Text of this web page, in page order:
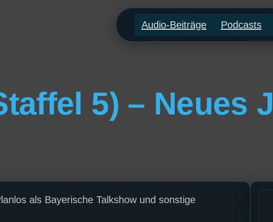
Audio-Beiträge Podcasts
5) – Neues
als Bayerische Talkshow und sonstige